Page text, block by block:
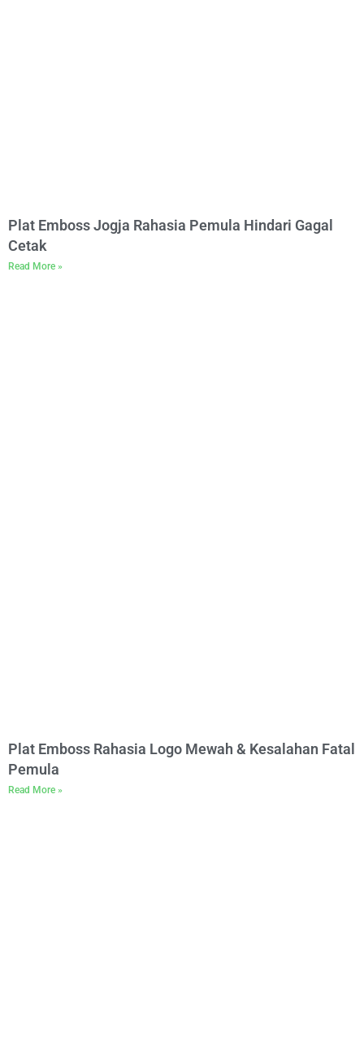
Plat Emboss Jogja Rahasia Pemula Hindari Gagal
Cetak
Read More »
Plat Emboss Rahasia Logo Mewah & Kesalahan Fatal
Pemula
Read More »